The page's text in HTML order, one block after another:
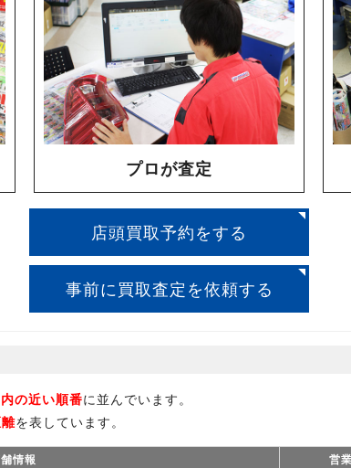
プロが査定
店頭買取予約をする
事前に買取査定を依頼する
の近い順番に並んでいます。
を表しています。
情報 営